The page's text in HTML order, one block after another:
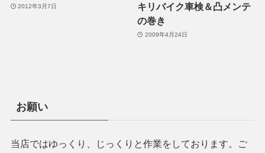
2012年3月7日
キリバイク車検＆凸メンテ
の巻き
2009年4月24日
お願い
当店ではゆっくり、じっくりと作業をしております。ご